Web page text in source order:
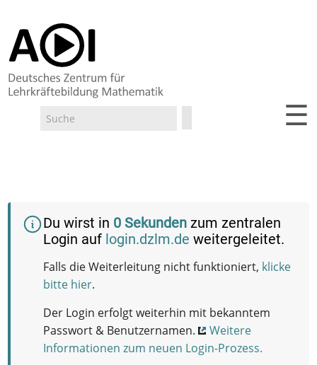
Suche ☰
Du wirst in 0 Sekunden zum zentralen
Login auf login.dzlm.de weitergeleitet.
Falls die Weiterleitung nicht funktioniert, klicke
bitte hier.
Der Login erfolgt weiterhin mit bekanntem
Passwort & Benutzernamen.
Weitere
Informationen zum neuen Login-Prozess.